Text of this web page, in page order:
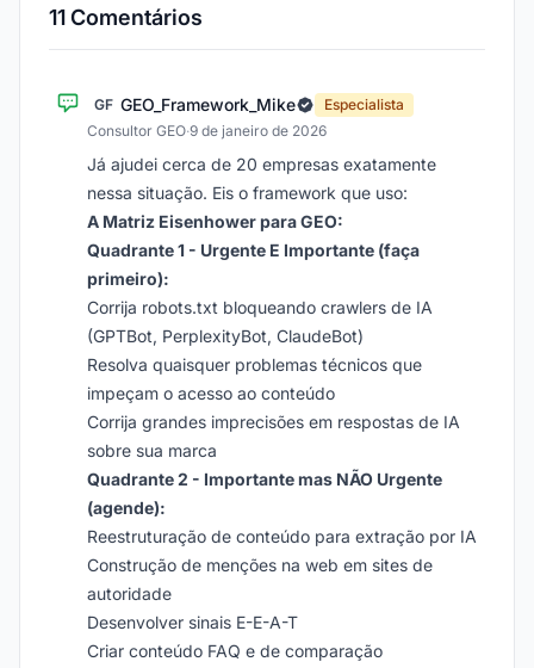
11 Comentários
GF GEO_Framework_Mike
Especialista
Consultor GEO·9 de janeiro de 2026
Já ajudei cerca de 20 empresas exatamente
nessa situação. Eis o framework que uso:
A Matriz Eisenhower para GEO:
Quadrante 1 - Urgente E Importante (faça
primeiro):
Corrija robots.txt bloqueando crawlers de IA
(GPTBot, PerplexityBot, ClaudeBot)
Resolva quaisquer problemas técnicos que
impeçam o acesso ao conteúdo
Corrija grandes imprecisões em respostas de IA
sobre sua marca
Quadrante 2 - Importante mas NÃO Urgente
(agende):
Reestruturação de conteúdo para extração por IA
Construção de menções na web em sites de
autoridade
Desenvolver sinais E-E-A-T
Criar conteúdo FAQ e de comparação